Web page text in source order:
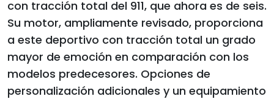
con tracción total del 911, que ahora es de seis.
Su motor, ampliamente revisado, proporciona
a este deportivo con tracción total un grado
mayor de emoción en comparación con los
modelos predecesores. Opciones de
personalización adicionales y un equipamiento